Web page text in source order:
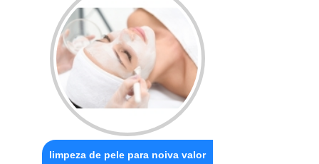
limpeza de pele para noiva valor